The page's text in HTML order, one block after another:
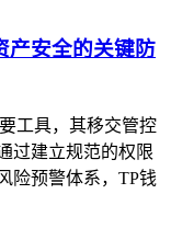
产安全的关键防
工具，其移交管控
过建立规范的权限
险预警体系，TP钱